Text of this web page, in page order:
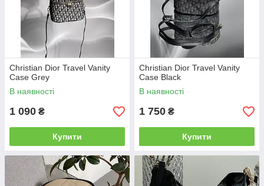
Christian Dior Travel Vanity
Case Grey
В наявності
1 090 ₴
Купити
Christian Dior Travel Vanity
Case Black
В наявності
1 750 ₴
Купити